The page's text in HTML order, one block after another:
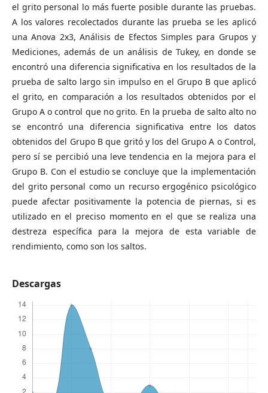
el grito personal lo más fuerte posible durante las pruebas.
A los valores recolectados durante las prueba se les aplicó
una Anova 2x3, Análisis de Efectos Simples para Grupos y
Mediciones, además de un análisis de Tukey, en donde se
encontró una diferencia significativa en los resultados de la
prueba de salto largo sin impulso en el Grupo B que aplicó
el grito, en comparación a los resultados obtenidos por el
Grupo A o control que no grito. En la prueba de salto alto no
se encontró una diferencia significativa entre los datos
obtenidos del Grupo B que gritó y los del Grupo A o Control,
pero sí se percibió una leve tendencia en la mejora para el
Grupo B. Con el estudio se concluye que la implementación
del grito personal como un recurso ergogénico psicológico
puede afectar positivamente la potencia de piernas, si es
utilizado en el preciso momento en el que se realiza una
destreza específica para la mejora de esta variable de
rendimiento, como son los saltos.
Descargas